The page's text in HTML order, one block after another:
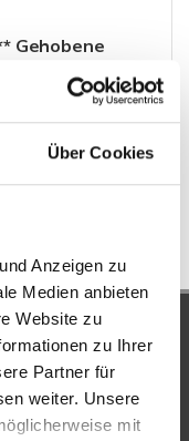
Über Cookies
Anzeigen zu
Medien anbieten
Website zu
zu Ihrer
Partner für
weiter. Unsere
mit
Gehobene
&